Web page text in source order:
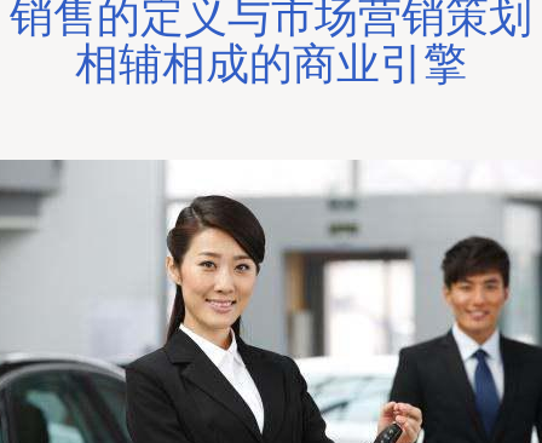
销售的定义与市场营销策划
相辅相成的商业引擎